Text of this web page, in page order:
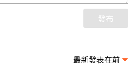
發布
最新發表在前